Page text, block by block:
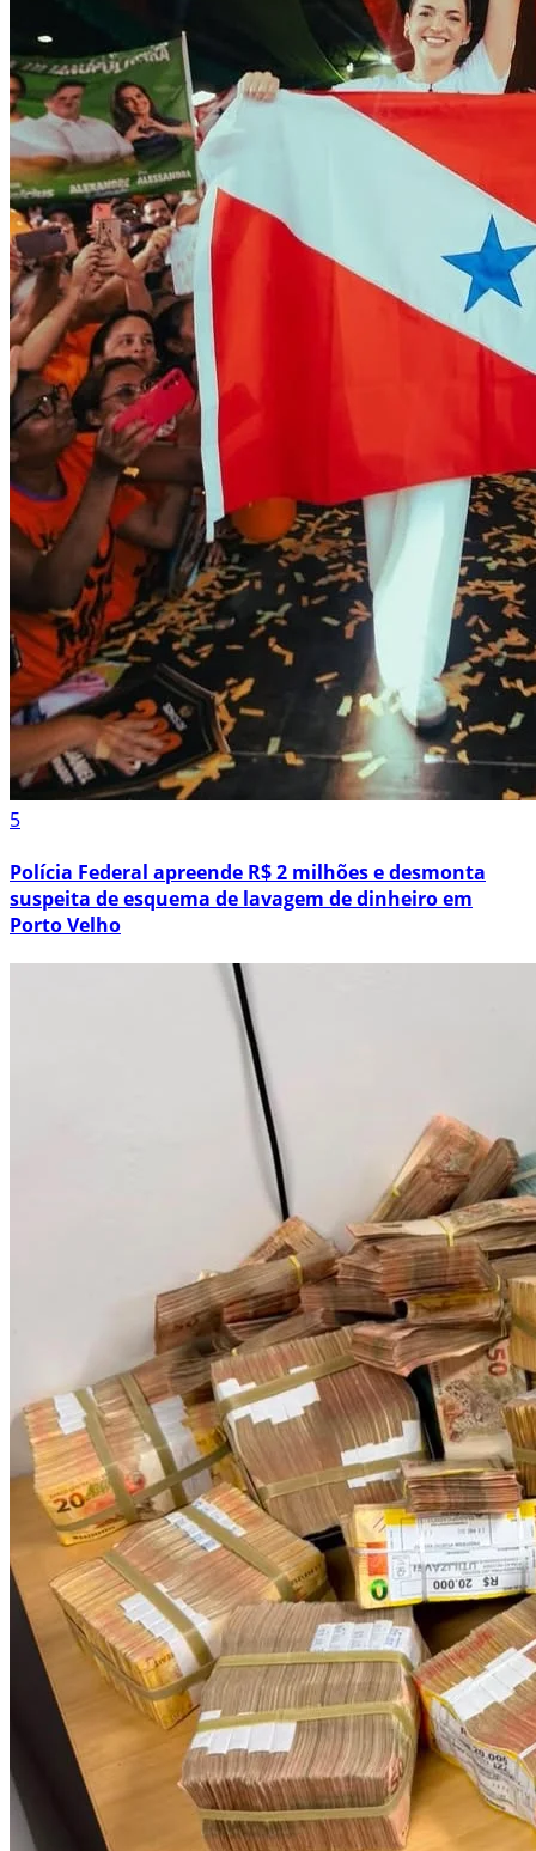
5
Polícia Federal apreende R$ 2 milhões e desmonta
suspeita de esquema de lavagem de dinheiro em
Porto Velho